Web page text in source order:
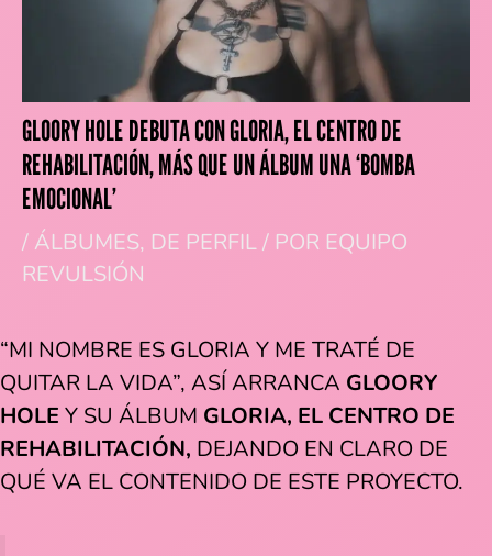
GLOORY HOLE DEBUTA CON GLORIA, EL CENTRO DE
REHABILITACIÓN, MÁS QUE UN ÁLBUM UNA ‘BOMBA
EMOCIONAL’
/ ÁLBUMES, DE PERFIL/ POR EQUIPO
REVULSIÓN
“MI NOMBRE ES GLORIA Y ME TRATÉ DE
QUITAR LA VIDA”, ASÍ ARRANCA GLOORY
HOLE Y SU ÁLBUM GLORIA, EL CENTRO DE
REHABILITACIÓN, DEJANDO EN CLARO DE
QUÉ VA EL CONTENIDO DE ESTE PROYECTO.